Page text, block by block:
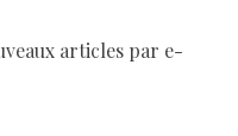
articles par e-